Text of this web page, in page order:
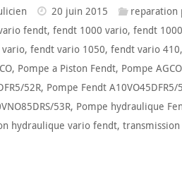
20 juin 2015
reparation
fendt,fendt 1000 vario,fendt
, fendt vario 1050, fendt vario 410,
, Pompe a Piston Fendt, Pompe
52R, Pompe Fendt A10VO45DFR5/
53R, Pompe hydraulique
hydraulique vario fendt,